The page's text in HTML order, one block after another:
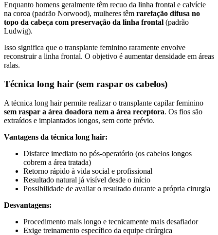
Enquanto homens geralmente têm recuo da linha frontal e calvície
na coroa (padrão Norwood), mulheres têm rarefação difusa no
topo da cabeça com preservação da linha frontal (padrão
Ludwig).
Isso significa que o transplante feminino raramente envolve
reconstruir a linha frontal. O objetivo é aumentar densidade em áreas
ralas.
Técnica long hair (sem raspar os cabelos)
A técnica long hair permite realizar o transplante capilar feminino
sem raspar a área doadora nem a área receptora. Os fios são
extraídos e implantados longos, sem corte prévio.
Vantagens da técnica long hair:
Disfarce imediato no pós-operatório (os cabelos longos
cobrem a área tratada)
Retorno rápido à vida social e profissional
Resultado natural já visível desde o início
Possibilidade de avaliar o resultado durante a própria cirurgia
Desvantagens:
Procedimento mais longo e tecnicamente mais desafiador
Exige treinamento específico da equipe cirúrgica